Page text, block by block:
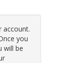
account.
you
will be